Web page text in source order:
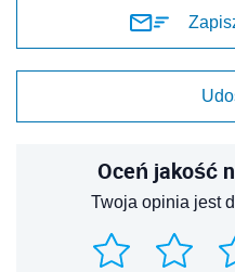
Oceń jakość
Twoja opinia jest